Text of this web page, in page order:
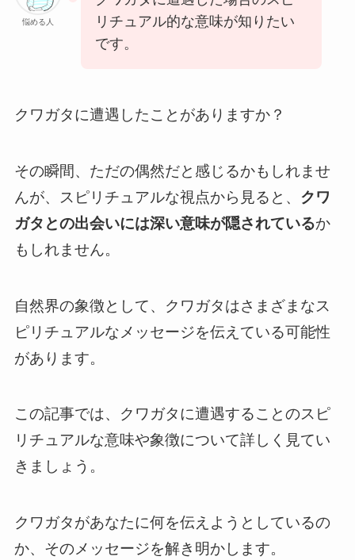
悩める人
リチュアル的な意味が知りたい
です。
クワガタに遭遇したことがありますか？
その瞬間、ただの偶然だと感じるかもしれませ
んが、スピリチュアルな視点から見ると、 クワ
ガタとの出会いには深い意味が隠されているか
もしれません。
自然界の象徴として、クワガタはさまざまなス
ピリチュアルなメッセージを伝えている可能性
があります。
この記事では、クワガタに遭遇することのスピ
リチュアルな意味や象徴について詳しく見てい
きましょう。
クワガタがあなたに何を伝えようとしているの
か、そのメッセージを解き明かします。